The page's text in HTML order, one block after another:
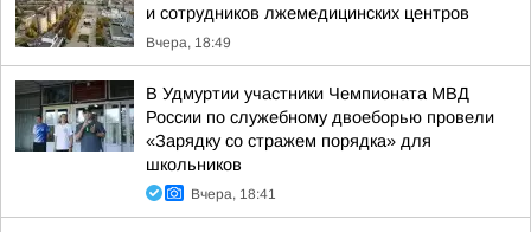
и сотрудников лжемедицинских центров
Вчера, 18:49
В Удмуртии участники Чемпионата МВД
России по служебному двоеборью провели
«Зарядку со стражем порядка» для
школьников
Вчера, 18:41